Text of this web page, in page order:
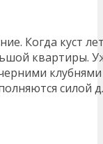
Когда куст
квартиры.
силой